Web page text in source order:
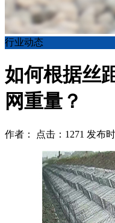
行业动态
如何根据丝
网重量？
作者： 点击：1271 发布